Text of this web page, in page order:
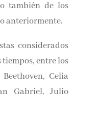
también de los
anteriormente.
considerados
tiempos, entre los
Celia
Gabriel, Julio